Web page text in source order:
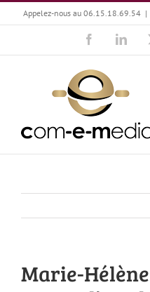
Passer
au
Appelez-nous au 06.15.18.69.54 |
Facebook
Marie-